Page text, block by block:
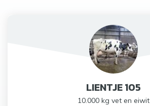
LIENTJE 105
10.000 kg vet en eiwit